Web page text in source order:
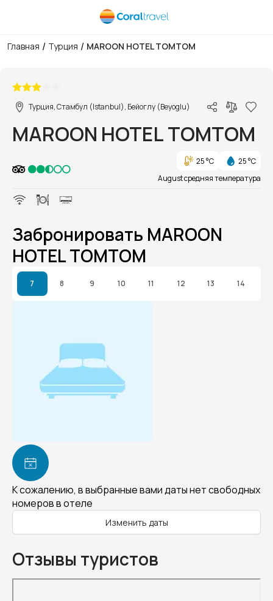
Главная / Турция / MAROON HOTEL TOMTOM
Турция, Стамбул (Istanbul), Бейоглу (Beyoglu)
MAROON HOTEL TOMTOM
25 °C
25 °C
August средняя температура
Забронировать MAROON
HOTEL TOMTOM
7 8 9 10 11 12 13 14
К сожалению, в выбранные вами даты нет свободных
номеров в отеле
Изменить даты
Отзывы туристов